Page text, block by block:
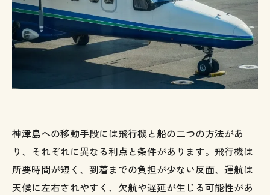
神津島への移動手段には飛行機と船の二つの方法があ
り、それぞれに異なる利点と条件があります。飛行機は
所要時間が短く、到着までの負担が少ない反面、運航は
天候に左右されやすく、欠航や遅延が生じる可能性があ